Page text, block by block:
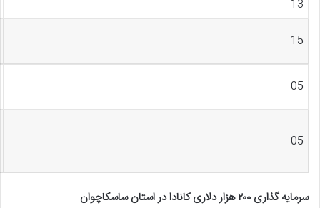
13
15
05
05
سرمایه گذاری ۲۰۰هزار دلاری کانادا در استان ساسکاچوان